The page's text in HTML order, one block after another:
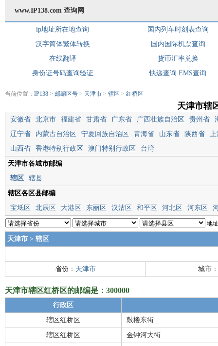
www.IP138.com 查询网
ip地址所在地查询
国内列车时刻表查询
汉字简体繁体转换
国内国际机票查询
在线翻译
货币汇率兑换
身份证号码查询验证
快递查询 EMS查询
当前位置： IP138 > 邮编区号 > 天津市 > 辖区 > 红桥区
天津市辖
安徽省 北京市 福建省 甘肃省 广东省 广西壮族自治区 贵州省
辽宁省
内蒙古自治区 宁夏回族自治区 青海省 山东省 陕西省
上
山西省
香港特别行政区 澳门特别行政区 台湾
天津市各城市邮编
辖区
辖县
辖区各区县邮编
宝坻区
北辰区 大港区 东丽区 汉沽区 和平区 河北区 河东区
地
天津市 > 辖区
省份： 天津市 城市：
天津市辖区红桥区的邮编是：300000
行政区
辖区红桥区 鼓楼东街
辖区红桥区 金钟河大街